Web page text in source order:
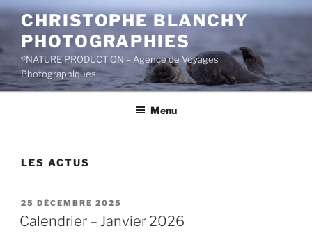
Aller
contenu
principal
CHRISTOPHE BLANCHY
PHOTOGRAPHIES
®NATURE PRODUCTiON – Agence de Voyages
Photographiques
Menu
LES ACTUS
PUBLIÉ
LE
25 DÉCEMBRE 2025
Calendrier – Janvier 2026